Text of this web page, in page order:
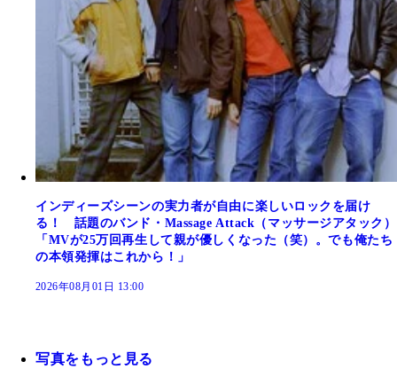
インディーズシーンの実力者が自由に楽しいロックを届け
る！ 話題のバンド・Massage Attack（マッサージアタック）
「MVが25万回再生して親が優しくなった（笑）。でも俺たち
の本領発揮はこれから！」
2026年08月01日 13:00
写真をもっと見る